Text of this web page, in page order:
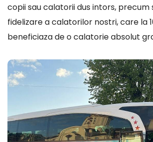
copii sau calatorii dus intors, precum
fidelizare a calatorilor nostri, care la
beneficiaza de o calatorie absolut